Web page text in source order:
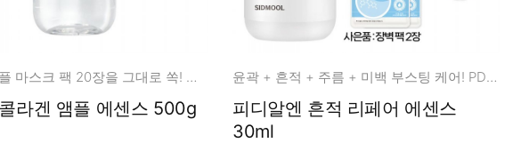
피디알엔
콜라겐 앰플 마스크 팩 20장을 그대로 쏙! 넉넉한 용량!
시드물 콜라겐 앰플 에센스 500g
윤곽 + 흔적 + 주름 + 미백 부스팅 케어! PDRN 리페어 에센스
피디알엔 흔적 리페어 에센스
30ml